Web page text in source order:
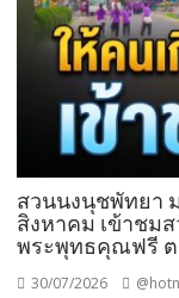
สวนนงนุชพัทยา
สิงหาคม เข้าชม
พระพุทธคุณฟรี ต
30/07/2026